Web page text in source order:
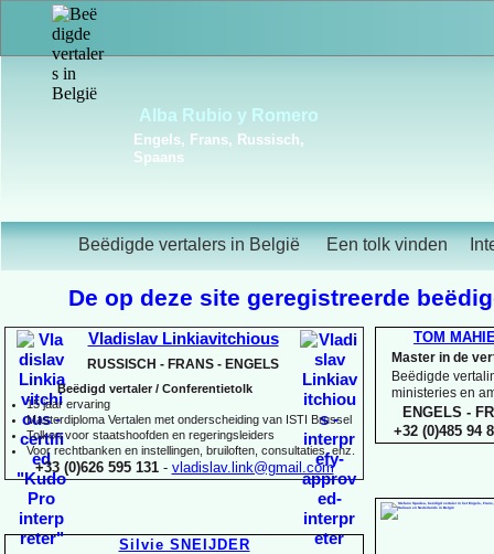
Beëdigde vertalers in België Een tolk vinden
Frédérique Christiaens
Engels, Frans, Portugees,
De op deze site geregistreerde
TOM
Master in de
Beëdigde
ministeries en
ENGELS -
+32 (0)485 94
Vladislav Linkiavitchious
RUSSISCH - FRANS - ENGELS
Beëdigd vertaler / Conferentietolk
15 jaar ervaring
Masterdiploma Vertalen met onderscheiding van ISTI Brussel
Tolken voor staatshoofden en regeringsleiders
Voor rechtbanken en instellingen, bruiloften, consultaties, enz.
+33 (0)626 595 131- vladislav.link@gmail.com
Silvie SNEIJDER